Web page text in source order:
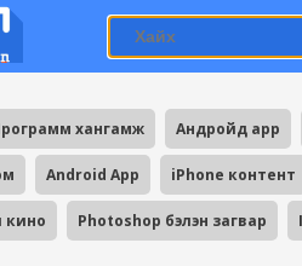
хангамж Андройд app
Android App iPhone контент
кино Photoshop бэлэн загвар